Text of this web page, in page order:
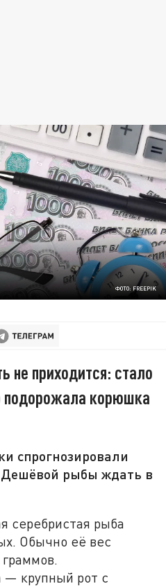
ФОТО: FREEPIK
приходится: стало
подорожала корюшка
спрогнозировали
рыбы ждать в
серебристая рыба
Обычно её вес
— крупный рот с